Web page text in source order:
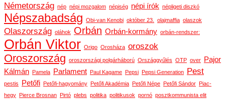
Németország nép népi mozgalom népiség népi írók népligeti diszkó
Népszabadság Obi-van Kenobi október 23. olajmaffia olaszok
Olaszország oláhok Orbán Orbán-kormány orbán-rendszer:
Orbán Viktor Origo Orosháza oroszok
Oroszország oroszországi polgárháború Országgyűlés OTP over
Pajor
Kálmán Pamela Parlament Paul Kagame Pepsi Pepsi Generation Pest
pestis Petőfi Petőfi-hagyomány Petőfi Akadémia Petőfi Népe Petőfi Sándor Piac-
hegy Pierce Brosnan Pirtó plebs politika politikusok pornó posztkommunista elit